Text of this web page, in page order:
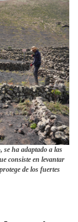
ha adaptado a las
consiste en levantar
de los fuertes